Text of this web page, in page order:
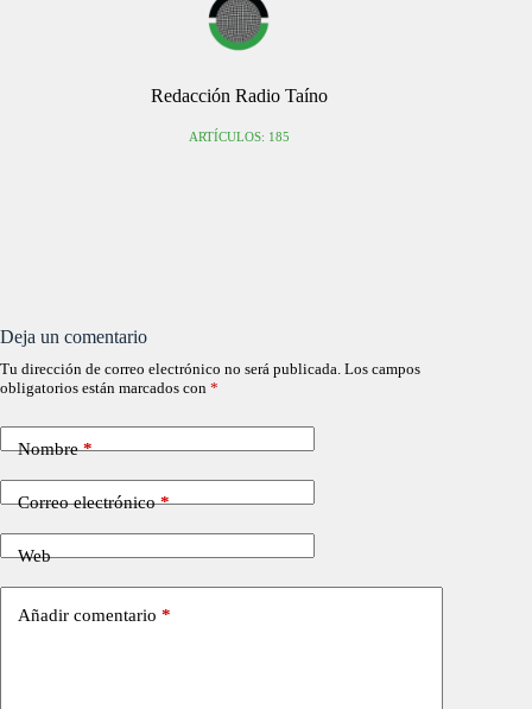
Redacción Radio Taíno
ARTÍCULOS: 185
Deja un comentario
Tu dirección de correo electrónico no será publicada. Los campos
obligatorios están marcados con *
Nombre*
Correo electrónico*
Web
Añadir comentario *